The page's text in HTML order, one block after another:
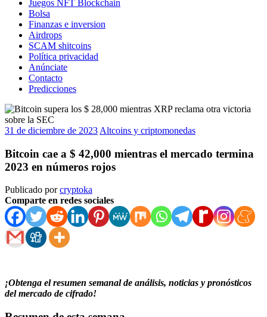
Juegos NFT Blockchain
Bolsa
Finanzas e inversion
Airdrops
SCAM shitcoins
Política privacidad
Anúnciate
Contacto
Predicciones
31 de diciembre de 2023 Altcoins y criptomonedas
Bitcoin cae a $ 42,000 mientras el mercado termina
2023 en números rojos
Publicado porcryptoka
Comparte en redes sociales
¡Obtenga el resumen semanal de análisis, noticias y pronósticos
del mercado de cifrado!